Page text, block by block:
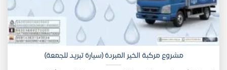
مشروع مركبة الخير المبردة (سيارة تبريد للجمعة)